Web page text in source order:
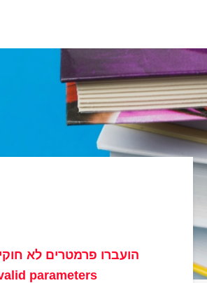
הועברו פרמטרים לא
parameters